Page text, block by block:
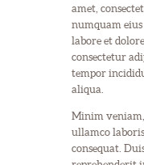
amet,
numquam
labore et
consectetur
tempor
aliqua.
Minim
ullamco
consequat.